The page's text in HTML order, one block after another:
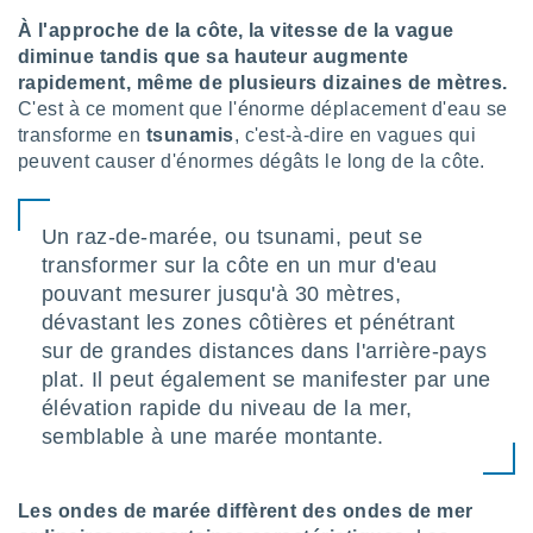
sur
à
en
» ou
nos
À l'approche de la côte, la vitesse de la vague
diminue tandis que sa hauteur augmente
rapidement, même de plusieurs dizaines de mètres.
C'est à ce moment que l'énorme déplacement d'eau se
transforme en tsunamis, c'est-à-dire en vagues qui
peuvent causer d'énormes dégâts le long de la côte.
Un raz-de-marée, ou tsunami, peut se
transformer sur la côte en un mur d'eau
pouvant mesurer jusqu'à 30 mètres,
dévastant les zones côtières et pénétrant
sur de grandes distances dans l'arrière-pays
plat. Il peut également se manifester par une
élévation rapide du niveau de la mer,
semblable à une marée montante.
Les ondes de marée diffèrent des ondes de mer